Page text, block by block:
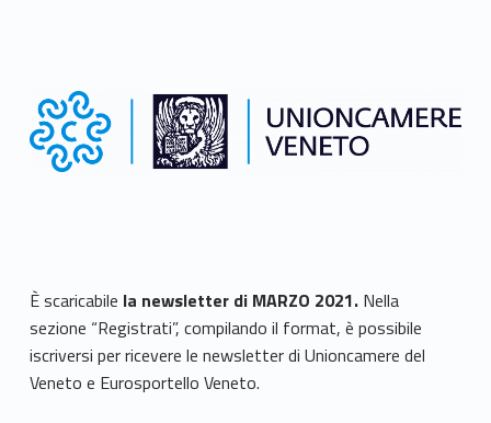
È scaricabile la newsletter di MARZO 2021.Nella
sezione “Registrati”, compilando il format, è possibile
iscriversi per ricevere le newsletter di Unioncamere del
Veneto e Eurosportello Veneto.